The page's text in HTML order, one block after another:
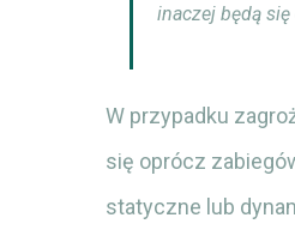
inaczej będą się
W przypadku
się oprócz
statyczne lub